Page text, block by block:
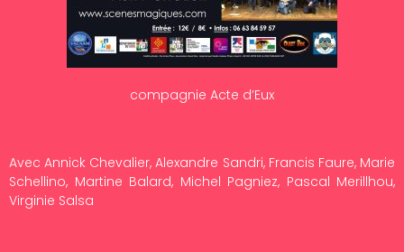
compagnie Acte d’Eux
Avec Annick Chevalier, Alexandre Sandri, Francis Faure, Marie
Schellino, Martine Balard, Michel Pagniez, Pascal Merillhou,
Virginie Salsa